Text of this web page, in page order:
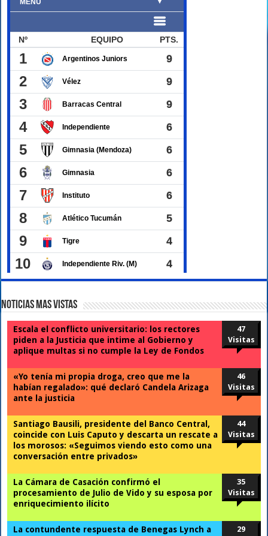
Noticias Mas Vistas
Escala el conflicto universitario: los rectores
piden a la Justicia que intime al Gobierno y
aplique multas si no cumple la Ley de Fondos
47
Visitas
«Yo tenía mi propia droga, creo que me la
habían regalado»: qué declaró Candela Arizaga
ante la justicia
46
Visitas
Santiago Bausili, presidente del Banco Central,
coincide con Luis Caputo y descarta un rescate a
los morosos: «Seguimos viendo esto como una
conversación entre privados»
44
Visitas
La Cámara de Casación confirmó el
procesamiento de Julio de Vido y su esposa por
enriquecimiento ilícito
35
Visitas
La contundente respuesta de Benegas Lynch a
29